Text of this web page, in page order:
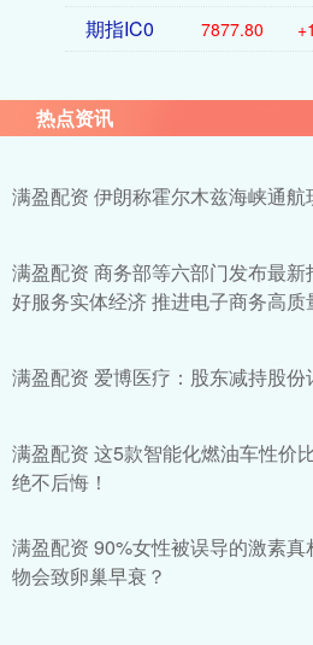
期指IC0 7877.80
热点资讯
满盈配资 伊朗称霍尔木兹海峡通航
满盈配资 商务部等六部门发布最新
好服务实体经济 推进电子商务高质
满盈配资 爱博医疗：股东减持股份
满盈配资 这5款智能化燃油车性价
绝不后悔！
满盈配资 90%女性被误导的激素真
物会致卵巢早衰？